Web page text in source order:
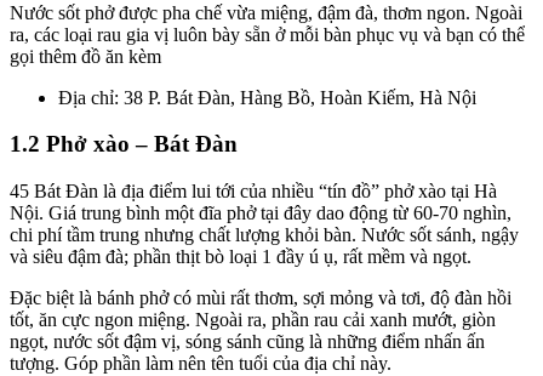
Nước sốt phở được pha chế vừa miệng, đậm đà, thơm ngon. Ngoài
ra, các loại rau gia vị luôn bày sẵn ở mỗi bàn phục vụ và bạn có thể
gọi thêm đồ ăn kèm
Địa chỉ: 38 P. Bát Đàn, Hàng Bồ, Hoàn Kiếm, Hà Nội
1.2 Phở xào – Bát Đàn
45 Bát Đàn là địa điểm lui tới của nhiều “tín đồ” phở xào tại Hà
Nội. Giá trung bình một đĩa phở tại đây dao động từ 60-70 nghìn,
chi phí tầm trung nhưng chất lượng khỏi bàn. Nước sốt sánh, ngậy
và siêu đậm đà; phần thịt bò loại 1 đầy ú ụ, rất mềm và ngọt.
Đặc biệt là bánh phở có mùi rất thơm, sợi mỏng và tơi, độ đàn hồi
tốt, ăn cực ngon miệng. Ngoài ra, phần rau cải xanh mướt, giòn
ngọt, nước sốt đậm vị, sóng sánh cũng là những điểm nhấn ấn
tượng. Góp phần làm nên tên tuổi của địa chỉ này.